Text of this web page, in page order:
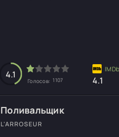
4.1
Голосов: 1107 4.1
Поливальщик
L'ARROSEUR